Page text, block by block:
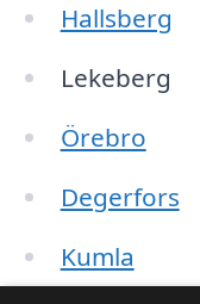
Hallsberg
Lekeberg
Örebro
Degerfors
Kumla